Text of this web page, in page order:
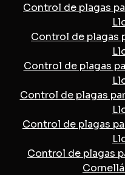
Control de plagas
Control de plagas
Control de plagas
Control de plagas
Control de plagas
Control de plagas